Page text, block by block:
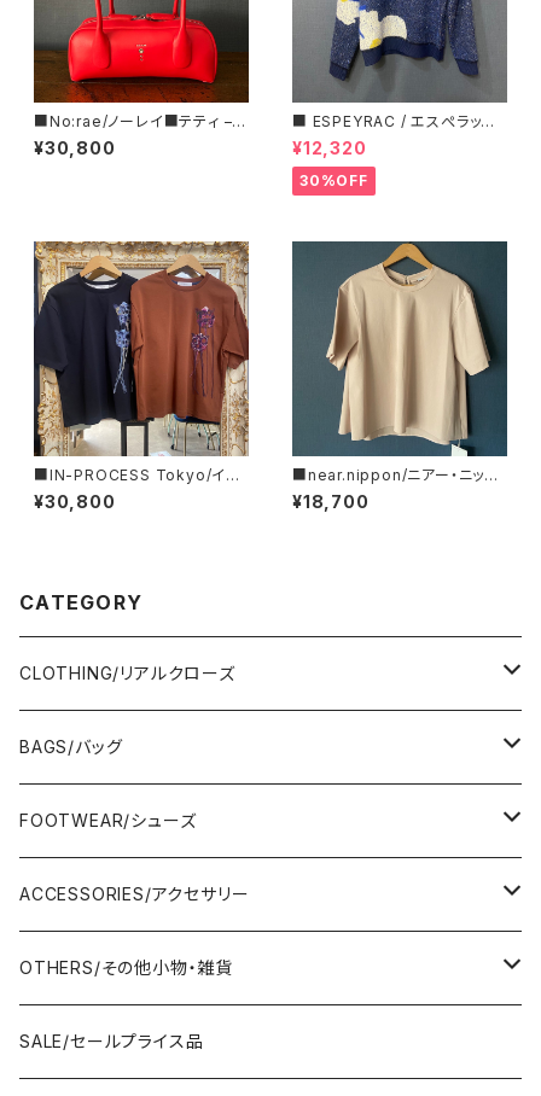
■No:rae/ノーレイ■テティ –
■バゲット型レザーハンドバッグ
■N61-JL-48-LEA
¥30,800
■ ESPEYRAC / エスぺラック
■ フラワーモチーフニット■YE
LLOW & NAVY■ 超カワイイ！
¥12,320
30%OFF
■IN-PROCESS Tokyo/イン
プロセストキョー■チューリッ
プ・エンブロイダリー・オーバー
¥30,800
■near.nippon/ニアー・ニッポ
ン■フレアーTシャツ#445-24
■MADE IN JAPAN
¥18,700
CATEGORY
CLOTHING/リアルクローズ
TOPS/トップス
Adonisis/アドニシス
AMERICANA/アメリカーナ
BOTOMS/ボトム
Adonisis/アドニシス
amherst/アムハースト
ONE-PIECE/ワンピース
anana/アナナ
J.Sloane/ジェイスロアン
OUTER/アウター
anana/アナナ
BAGS/バッグ
HAND BAG/ハンドバッグ
mononogu/もののぐ
IMPORT/インポート
SHOULDER BAG/ショルダーバッグ
mononogu/もののぐ
IMPORT/インポート
TOTE BAG/トートバッグ
mononogu/もののぐ
OTHERS/その他
FOOTWEAR/シューズ
PUMPS/パンプス
コツコツ
IMPORT/インポート
SANDAL/サンダル
コツコツ
BOOTS/ブーツ
ACCESSORIES/アクセサリー
EARRINGS/イヤリング
RING/指輪
OTHERS/その他小物・雑貨
BELT/ベルト
SALE/セールプライス品